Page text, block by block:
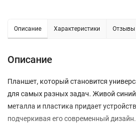
Описание Характеристики Отзывы
Описание
Планшет, который становится
для самых разных задач. Живой синий
металла и пластика придает
подчеркивая его современный